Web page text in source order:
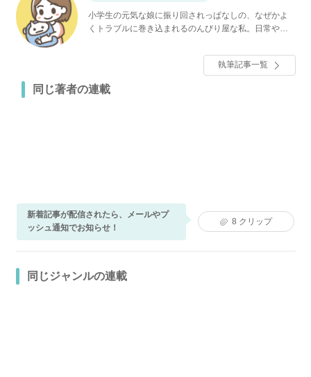
小学生の元気な娘に振り回されっぱなしの、なぜかよ
くトラブルに巻き込まれるのんびり屋な私。日常や体
執筆記事一覧
同じ著者の連載
新着記事が配信されたら、メールやプ
ッシュ通知でお知らせ！
8 クリップ
同じジャンルの連載